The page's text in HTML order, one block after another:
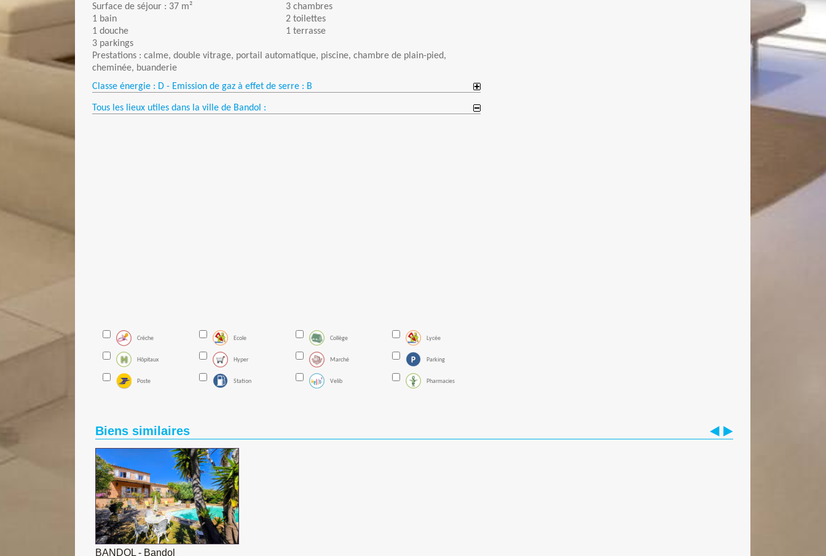
Surface de séjour : 37 m²
3 chambres
1 bain
2 toilettes
1 douche
1 terrasse
3 parkings
Prestations : calme, double vitrage, portail automatique, piscine, chambre de plain-pied,
cheminée, buanderie
Classe énergie : D - Emission de gaz à effet de serre : B
Tous les lieux utiles dans la ville de Bandol :
Créche Ecole Collège Lycée
Hôpitaux Hyper Marché Parking
Poste Station Velib Pharmacies
Biens similaires
BANDOL - Bandol